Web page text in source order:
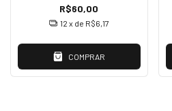
R$60,00
12 x de R$6,17
COMPRAR